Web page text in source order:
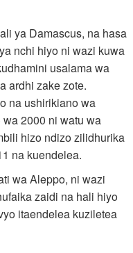
ya Damascus, na hasa
nchi hiyo ni wazi kuwa
usalama wa
ardhi zake zote.
na ushirikiano wa
2000 ni watu wa
hizo ndizo zilidhurika
na kuendelea.
wa Aleppo, ni wazi
zaidi na hali hiyo
itaendelea kuziletea